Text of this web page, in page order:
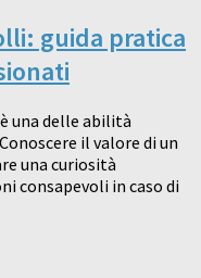
guida pratica
una delle abilità
il valore di un
una curiosità
consapevoli in caso di